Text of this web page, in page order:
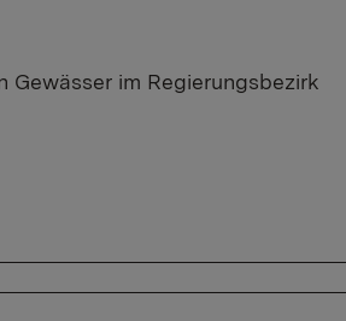
im Regierungsbezirk